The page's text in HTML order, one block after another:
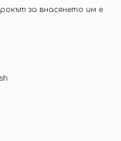
за внасянето им е